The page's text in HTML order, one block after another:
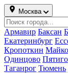
Москва
Армавир Баксан
Екатеринбург
Кропоткин
Одинцово
Таганрог Тюмень